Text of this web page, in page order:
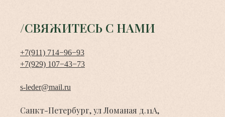
/СВЯЖИТЕСЬ С НАМИ
+7(911) 714−96−93
+7(929) 107−43−73
s-leder@mail.ru
Санкт-Петербург, ул Ломаная д.11А,